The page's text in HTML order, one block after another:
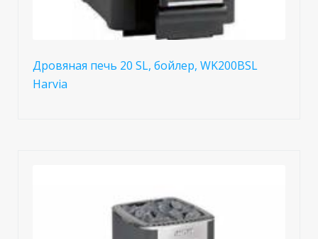
Дровяная печь 20 SL, бойлер, WK200BSL
Harvia